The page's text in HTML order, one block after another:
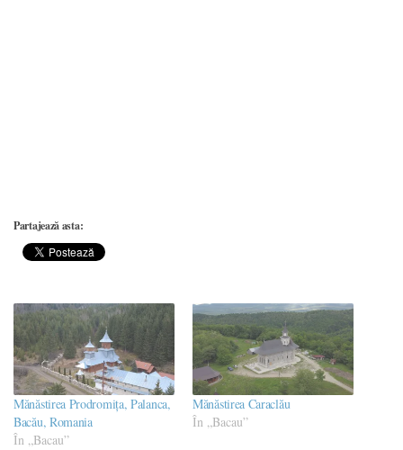
Partajează asta:
Mănăstirea Prodromița, Palanca,
Bacău, Romania
În „Bacau”
Mănăstirea Caraclău
În „Bacau”